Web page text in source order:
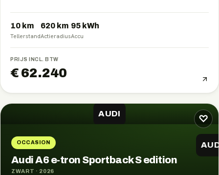
10 km
Tellerstand
620 km
Actieradius
95 kWh
Accu
PRIJS INCL. BTW
€ 62.240
♡
AUDI
OCCASION
Audi A6 e-tron Sportback S edition
ZWART · 2026